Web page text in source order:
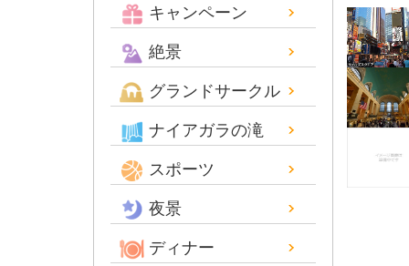
キャンペーン
絶景
グランドサークル
ナイアガラの滝
スポーツ
夜景
ディナー